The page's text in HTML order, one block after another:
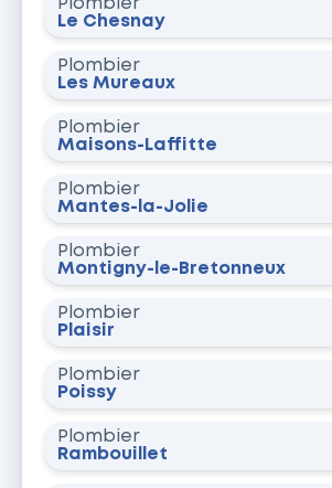
Plombier
Le Chesnay
Plombier
Les Mureaux
Plombier
Maisons-Laffitte
Plombier
Mantes-la-Jolie
Plombier
Montigny-le-Bretonneux
Plombier
Plaisir
Plombier
Poissy
Plombier
Rambouillet